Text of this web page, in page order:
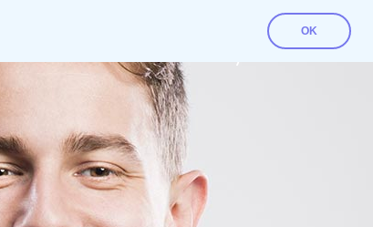
OK
My account